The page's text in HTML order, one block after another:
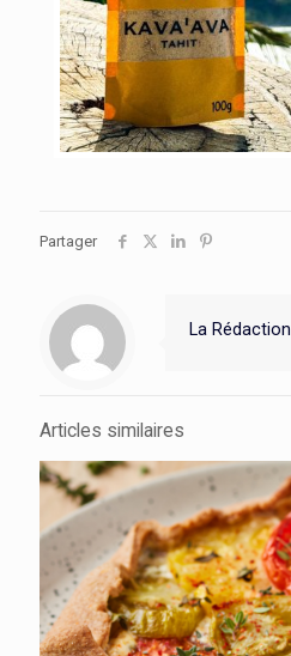
Partager
La Rédaction
Articles similaires